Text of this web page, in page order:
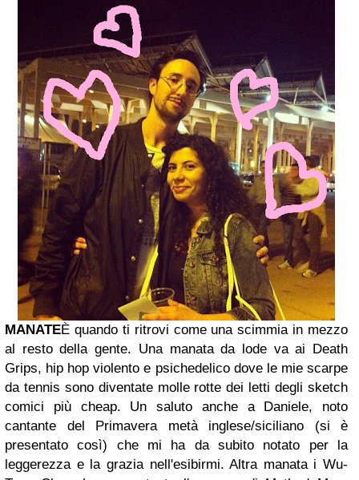
MANATEÈ quando ti ritrovi come una scimmia in mezzo
al resto della gente. Una manata da lode va ai Death
Grips, hip hop violento e psichedelico dove le mie scarpe
da tennis sono diventate molle rotte dei letti degli sketch
comici più cheap. Un saluto anche a Daniele, noto
cantante del Primavera metà inglese/siciliano (si è
presentato così) che mi ha da subito notato per la
leggerezza e la grazia nell'esibirmi. Altra manata i Wu-